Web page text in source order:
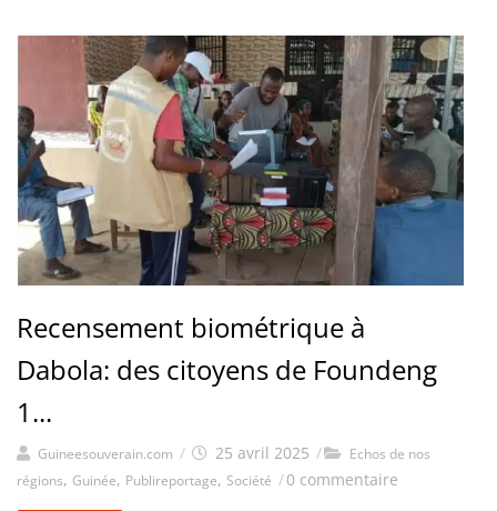
Recensement biométrique à
Dabola: des citoyens de Foundeng
1...
Guineesouverain.com / 25 avril 2025 /
Echos de nos
régions, Guinée, Publireportage, Société /0 commentaire